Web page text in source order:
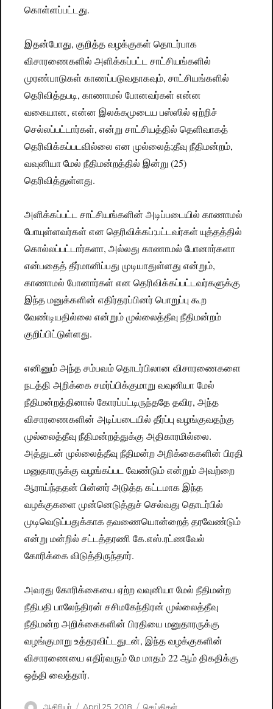
கொள்ளப்பட்டது.
இதன்போது, குறித்த வழக்குகள் தொடர்பாக
விசாரணைகளில் அளிக்கப்பட்ட சாட்சியங்களில்
முரண்பாடுகள் காணப்படுவதாகவும், சாட்சியங்களில்
தெரிவித்தபடி, காணாமல் போனவர்கள் என்ன
வகையான, என்ன இலக்கமுடைய பஸ்ஸில் ஏற்றிச்
செல்லப்பட்டார்கள், என்று சாட்சியத்தில் தெளிவாகத்
தெரிவிக்கப்படவில்லை என முல்லைத்;தீவு நீதிமன்றம்,
வவுனியா மேல் நீதிமன்றத்தில் இன்று (25)
தெரிவித்துள்ளது.
அளிக்கப்பட்ட சாட்சியங்களின் அடிப்படையில் காணாமல்
போயுள்ளவர்கள் என தெரிவிக்கப்;பட்டவர்கள் யுத்தத்தில்
கொல்லப்பட்டார்களா, அல்லது காணாமல் போனார்களா
என்பதைத் தீர்மானிப்பது முடியாதுள்ளது என்றும்,
காணாமல் போனார்கள் என தெரிவிக்கப்பட்டவர்களுக்கு
இந்த மனுக்களின் எதிர்தரப்பினர் பொறுப்பு கூற
வேண்டியதில்லை என்றும் முல்லைத்தீவு நீதிமன்றம்
குறிப்பிட்டுள்ளது.
எனினும் அந்த சம்பவம் தொடர்பிலான விசாரணைகளை
நடத்தி அறிக்கை சமர்ப்பிக்குமாறு வவுனியா மேல்
நீதிமன்றத்தினால் கோரப்பட்டிருந்ததே தவிர, அந்த
விசாரணைகளின் அடிப்படையில் தீர்ப்பு வழங்குவதற்கு
முல்லைத்தீவு நீதிமன்றத்துக்கு அதிகாரமில்லை.
அத்துடன் முல்லைத்தீவு நீதிமன்ற அறிக்கைகளின் பிரதி
மனுதாரருக்கு வழங்கப்பட வேண்டும் என்றும் அவற்றை
ஆராய்ந்ததன் பின்னர் அடுத்த கட்டமாக இந்த
வழக்குகளை முன்னெடுத்துச் செல்வது தொடர்பில்
முடிவெடுப்பதுக்காக தவணையொன்றைத் தரவேண்டும்
என்று மன்றில் சட்டத்தரணி கே.எஸ்.ரட்ணவேல்
கோரிக்கை விடுத்திருந்தார்.
அவரது கோரிக்கையை ஏற்ற வவுனியா மேல் நீதிமன்ற
நீதிபதி பாலேந்திரன் சசிமகேந்திரன் முல்லைத்தீவு
நீதிமன்ற அறிக்கைகளின் பிரதியை மனுதாரருக்கு
வழங்குமாறு உத்தரவிட்டதுடன், இந்த வழக்குகளின்
விசாரணையை எதிர்வரும் மே மாதம் 22 ஆம் திகதிக்கு
ஒத்தி வைத்தார்.
Author
ஆசிரியர் Posted
April 25, 2018 Categories
செய்திகள்